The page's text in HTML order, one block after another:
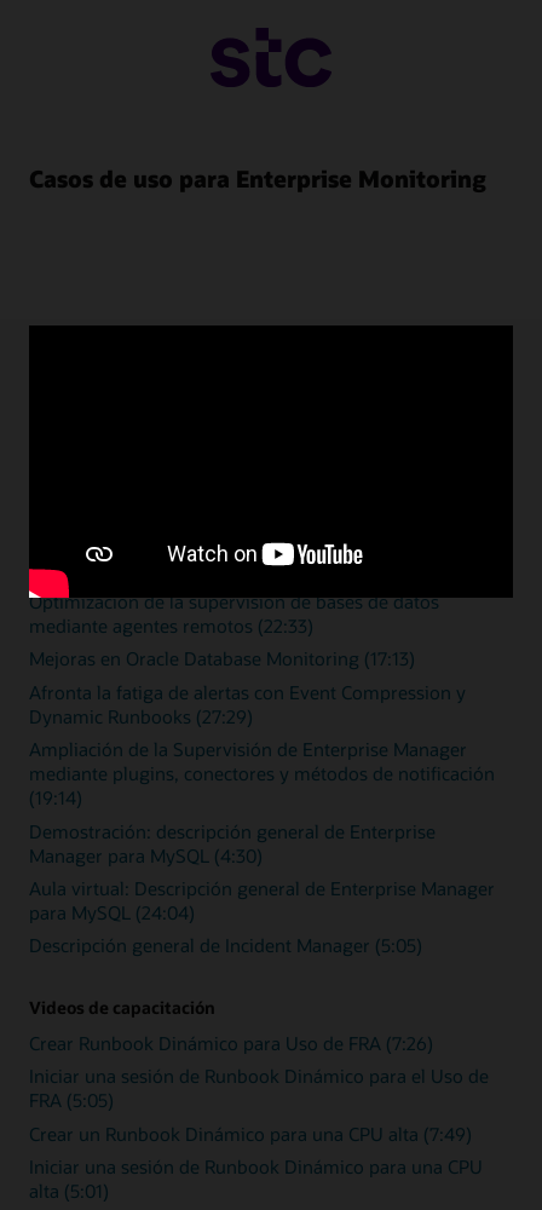
Casos de uso para Enterprise Monitoring
Zero Downtime Monitoring (15:46)
Optimización de la supervisión de bases de datos
mediante agentes remotos (22:33)
Mejoras en Oracle Database Monitoring (17:13)
Afronta la fatiga de alertas con Event Compression y
Dynamic Runbooks (27:29)
Ampliación de la Supervisión de Enterprise Manager
mediante plugins, conectores y métodos de notificación
(19:14)
Demostración: descripción general de Enterprise
Manager para MySQL (4:30)
Aula virtual: Descripción general de Enterprise Manager
para MySQL (24:04)
Descripción general de Incident Manager (5:05)
Videos de capacitación
Crear Runbook Dinámico para Uso de FRA (7:26)
Iniciar una sesión de Runbook Dinámico para el Uso de
FRA (5:05)
Crear un Runbook Dinámico para una CPU alta (7:49)
Iniciar una sesión de Runbook Dinámico para una CPU
alta (5:01)